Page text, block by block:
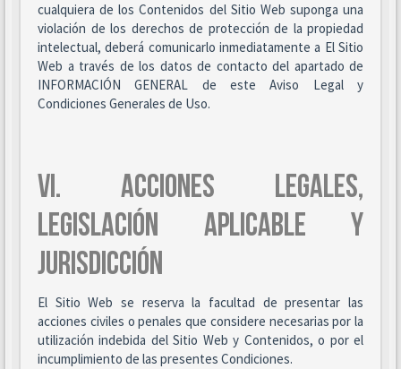
cualquiera de los Contenidos del Sitio Web suponga una
violación de los derechos de protección de la propiedad
intelectual, deberá comunicarlo inmediatamente a El Sitio
Web a través de los datos de contacto del apartado de
INFORMACIÓN GENERAL de este Aviso Legal y
Condiciones Generales de Uso.
VI. ACCIONES LEGALES,
LEGISLACIÓN APLICABLE Y
JURISDICCIÓN
El Sitio Web se reserva la facultad de presentar las
acciones civiles o penales que considere necesarias por la
utilización indebida del Sitio Web y Contenidos, o por el
incumplimiento de las presentes Condiciones.